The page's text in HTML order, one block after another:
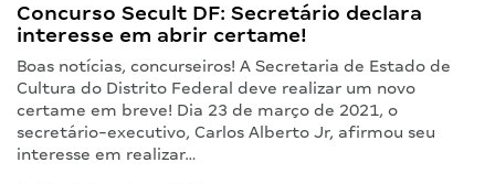
Concurso Secult DF: Secretário declara
interesse em abrir certame!
Boas notícias, concurseiros! A Secretaria de Estado de
Cultura do Distrito Federal deve realizar um novo
certame em breve! Dia 23 de março de 2021, o
secretário-executivo, Carlos Alberto Jr, afirmou seu
interesse em realizar…